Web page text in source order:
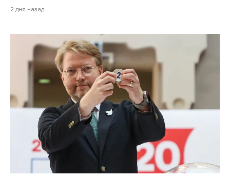
2 дня назад